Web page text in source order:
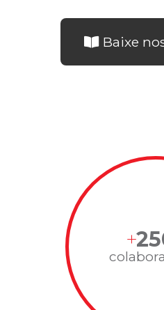
Baixe